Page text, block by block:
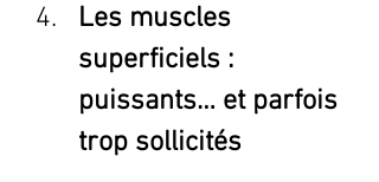
Les muscles
superficiels :
puissants… et parfois
trop sollicités